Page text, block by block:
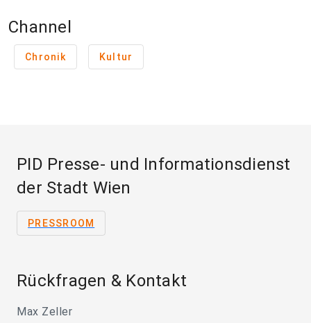
Channel
Chronik Kultur
PID Presse- und Informationsdienst
der Stadt Wien
PRESSROOM
Rückfragen & Kontakt
Max Zeller